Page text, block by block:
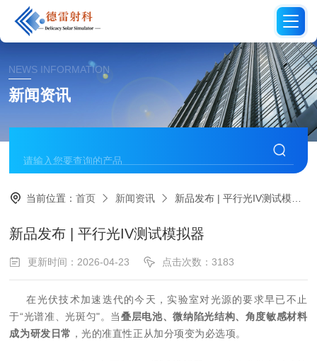
NEWS INFORMATION
新闻资讯
当前位置：首页 新闻资讯 新品发布 | 平行光IV测试模拟器
新品发布 | 平行光IV测试模拟器
更新时间：2026-04-23 点击次数：3183
在光伏技术加速迭代的今天，实验室对光源的要求早已不止
于“光谱准、光斑匀"。当叠层电池、微纳陷光结构、角度敏感材料
成为研发日常 ，光的准直性正从加分项变为必选项。